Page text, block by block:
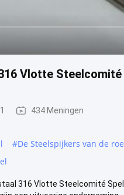
Vlotte Steelcomité
434 Meningen
#De Steelspijkers van de
316 Vlotte Steelcomité